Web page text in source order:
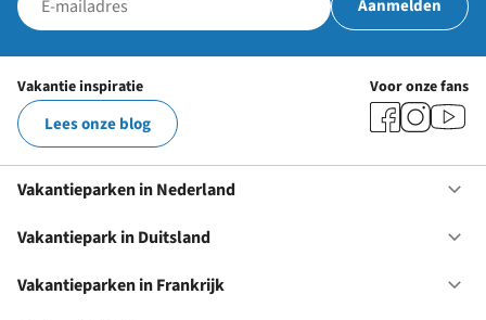
Aanmelden
Vakantie inspiratie
Lees onze blog
Voor onze fans
Vakantieparken in Nederland
Vakantiepark in Duitsland
Vakantieparken in Frankrijk